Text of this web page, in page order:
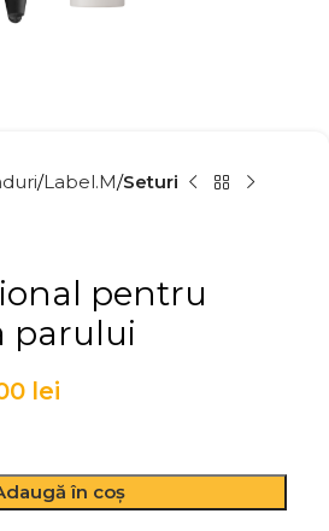
Label.M Seturi
pentru
parului
lei
în coș